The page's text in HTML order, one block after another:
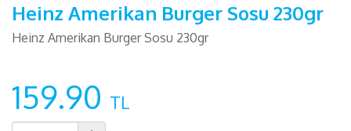
Heinz Amerikan Burger Sosu 230gr
Heinz Amerikan Burger Sosu 230gr
159.90 TL